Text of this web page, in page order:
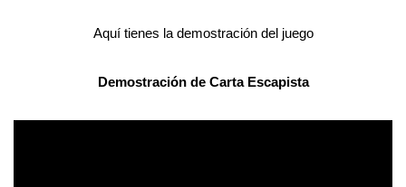
Aquí tienes la demostración del juego
Demostración de Carta Escapista